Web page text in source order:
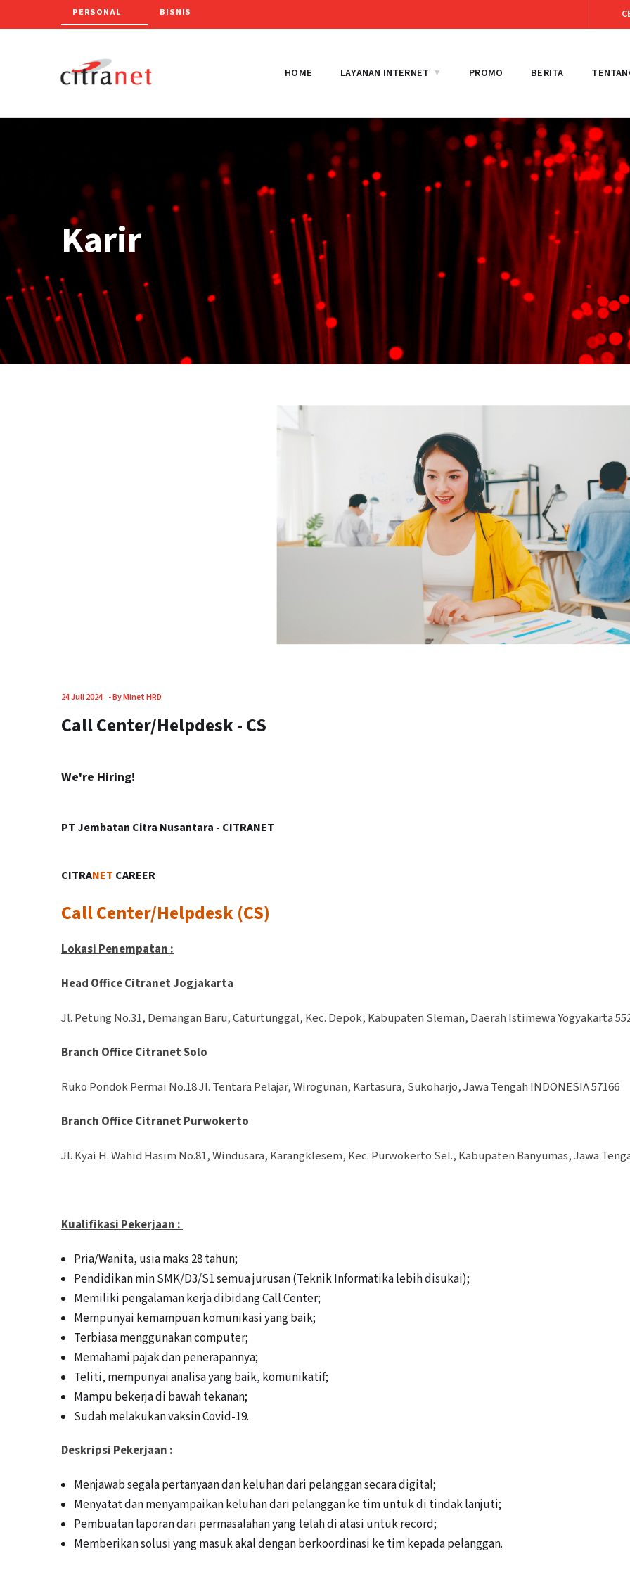
PERSONAL BISNIS
HOME LAYANAN INTERNET PROMO BERITA
Karir
24 Juli 2024 -By Minet HRD
Call Center/Helpdesk - CS
We're Hiring!
PT Jembatan Citra Nusantara - CITRANET
CITRANET CAREER
Call Center/Helpdesk (CS)
Lokasi Penempatan :
Head Office Citranet Jogjakarta
Jl. Petung No.31, Demangan Baru, Caturtunggal, Kec. Depok, Kabupaten Sleman, Daerah Istimewa Yogyakarta
Branch Office Citranet Solo
Ruko Pondok Permai No.18 Jl. Tentara Pelajar, Wirogunan, Kartasura, Sukoharjo, Jawa Tengah INDONESIA 57166
Branch Office Citranet Purwokerto
Jl. Kyai H. Wahid Hasim No.81, Windusara, Karangklesem, Kec. Purwokerto Sel., Kabupaten Banyumas, Jawa
Kualifikasi Pekerjaan :
Pria/Wanita, usia maks 28 tahun;
Pendidikan min SMK/D3/S1 semua jurusan (Teknik Informatika lebih disukai);
Memiliki pengalaman kerja dibidang Call Center;
Mempunyai kemampuan komunikasi yang baik;
Terbiasa menggunakan computer;
Memahami pajak dan penerapannya;
Teliti, mempunyai analisa yang baik, komunikatif;
Mampu bekerja di bawah tekanan;
Sudah melakukan vaksin Covid-19.
Deskripsi Pekerjaan :
Menjawab segala pertanyaan dan keluhan dari pelanggan secara digital;
Menyatat dan menyampaikan keluhan dari pelanggan ke tim untuk di tindak lanjuti;
Pembuatan laporan dari permasalahan yang telah di atasi untuk record;
Memberikan solusi yang masuk akal dengan berkoordinasi ke tim kepada pelanggan.